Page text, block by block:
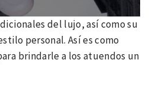
del lujo, así como su
personal. Así es como
brindarle a los atuendos un